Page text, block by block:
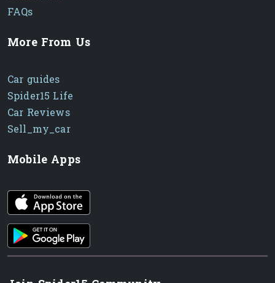
FAQs
More From Us
Car guides
Spider15 Life
Car Reviews
Sell_my_car
Mobile Apps
iOS app
Android App